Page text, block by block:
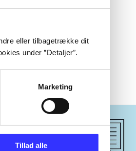
eller tilbagetrække dit
under ”Detaljer”.
Marketing
Tillad alle